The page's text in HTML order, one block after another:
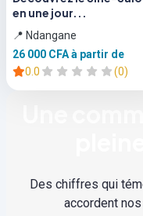
en une jour...
📍 Ndangane
26 000 CFAà partir de
0.0
(0)
Des chiffres qui
accordent